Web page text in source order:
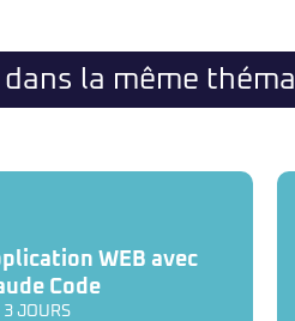
la même
WEB avec
Code
3 JOURS